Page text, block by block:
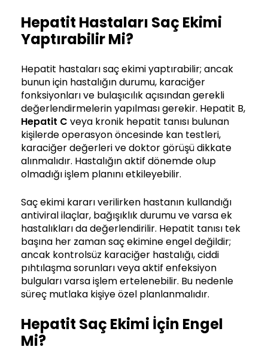
Hepatit Hastaları Saç Ekimi
Yaptırabilir Mi?
Hepatit hastaları saç ekimi yaptırabilir; ancak
bunun için hastalığın durumu, karaciğer
fonksiyonları ve bulaşıcılık açısından gerekli
değerlendirmelerin yapılması gerekir. Hepatit B,
Hepatit C veya kronik hepatit tanısı bulunan
kişilerde operasyon öncesinde kan testleri,
karaciğer değerleri ve doktor görüşü dikkate
alınmalıdır. Hastalığın aktif dönemde olup
olmadığı işlem planını etkileyebilir.
Saç ekimi kararı verilirken hastanın kullandığı
antiviral ilaçlar, bağışıklık durumu ve varsa ek
hastalıkları da değerlendirilir. Hepatit tanısı tek
başına her zaman saç ekimine engel değildir;
ancak kontrolsüz karaciğer hastalığı, ciddi
pıhtılaşma sorunları veya aktif enfeksiyon
bulguları varsa işlem ertelenebilir. Bu nedenle
süreç mutlaka kişiye özel planlanmalıdır.
Hepatit Saç Ekimi İçin Engel
Mi?